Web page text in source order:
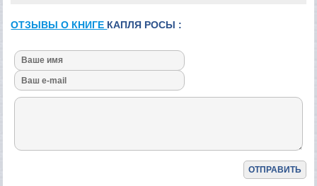
ОТЗЫВЫ О КНИГЕ КАПЛЯ РОСЫ :